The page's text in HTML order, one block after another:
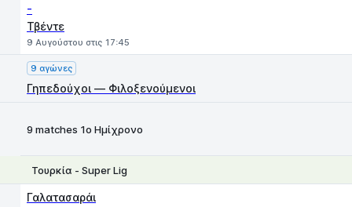
-
Τβέντε
9 Αυγούστου στις 17:45
9 αγώνες
Γηπεδούχοι — Φιλοξενούμενοι
9 matches 1ο Ημίχρονο
Τουρκία - Super Lig
Γαλατασαράι